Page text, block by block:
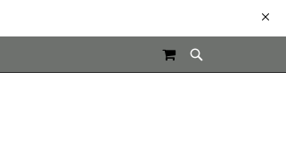
MON PANIER